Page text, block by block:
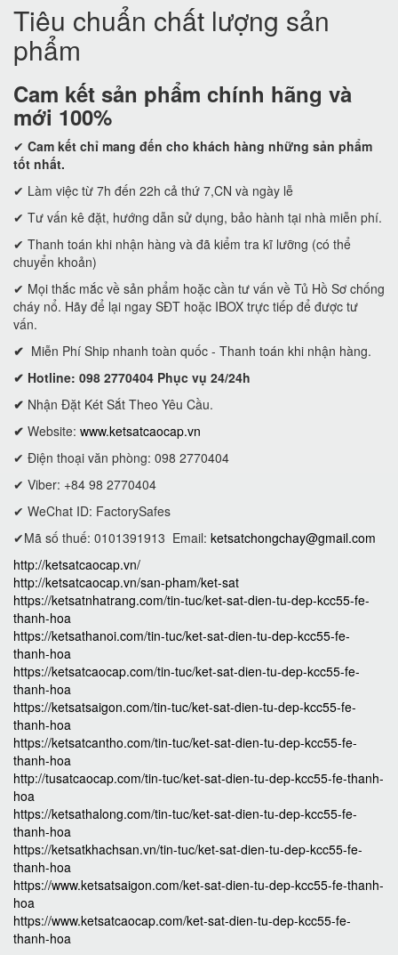
Tiêu chuẩn chất lượng sản
phẩm
Cam kết sản phẩm chính hãng và
mới 100%
✔ Cam kết chỉ mang đến cho khách hàng những sản phẩm
tốt nhất.
✔ Làm việc từ 7h đến 22h cả thứ 7,CN và ngày lễ
✔ Tư vấn kê đặt, hướng dẫn sử dụng, bảo hành tại nhà miễn phí.
✔ Thanh toán khi nhận hàng và đã kiểm tra kĩ lưỡng (có thể
chuyển khoản)
✔ Mọi thắc mắc về sản phẩm hoặc cần tư vấn về Tủ Hồ Sơ chống
cháy nổ. Hãy để lại ngay SĐT hoặc IBOX trực tiếp để được tư
vấn.
✔ Miễn Phí Ship nhanh toàn quốc - Thanh toán khi nhận hàng.
✔ Hotline: 098 2770404 Phục vụ 24/24h
✔ Nhận Đặt Két Sắt Theo Yêu Cầu.
✔ Website: www.ketsatcaocap.vn
✔ Điện thoại văn phòng: 098 2770404
✔ Viber: +84 98 2770404
✔ WeChat ID: FactorySafes
✔Mã số thuế: 0101391913 Email: ketsatchongchay@gmail.com
http://ketsatcaocap.vn/
http://ketsatcaocap.vn/san-pham/ket-sat
https://ketsatnhatrang.com/tin-tuc/ket-sat-dien-tu-dep-kcc55-fe-
thanh-hoa
https://ketsathanoi.com/tin-tuc/ket-sat-dien-tu-dep-kcc55-fe-
thanh-hoa
https://ketsatcaocap.com/tin-tuc/ket-sat-dien-tu-dep-kcc55-fe-
thanh-hoa
https://ketsatsaigon.com/tin-tuc/ket-sat-dien-tu-dep-kcc55-fe-
thanh-hoa
https://ketsatcantho.com/tin-tuc/ket-sat-dien-tu-dep-kcc55-fe-
thanh-hoa
http://tusatcaocap.com/tin-tuc/ket-sat-dien-tu-dep-kcc55-fe-thanh-
hoa
https://ketsathalong.com/tin-tuc/ket-sat-dien-tu-dep-kcc55-fe-
thanh-hoa
https://ketsatkhachsan.vn/tin-tuc/ket-sat-dien-tu-dep-kcc55-fe-
thanh-hoa
https://www.ketsatsaigon.com/ket-sat-dien-tu-dep-kcc55-fe-thanh-
hoa
https://www.ketsatcaocap.com/ket-sat-dien-tu-dep-kcc55-fe-
thanh-hoa